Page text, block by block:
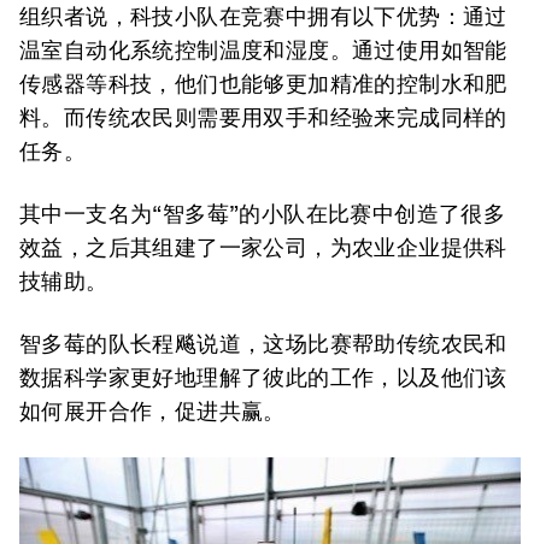
组织者说，科技小队在竞赛中拥有以下优势：通过
温室自动化系统控制温度和湿度。通过使用如智能
传感器等科技，他们也能够更加精准的控制水和肥
料。而传统农民则需要用双手和经验来完成同样的
任务。
其中一支名为“智多莓”的小队在比赛中创造了很多
效益，之后其组建了一家公司，为农业企业提供科
技辅助。
智多莓的队长程飚说道，这场比赛帮助传统农民和
数据科学家更好地理解了彼此的工作，以及他们该
如何展开合作，促进共赢。